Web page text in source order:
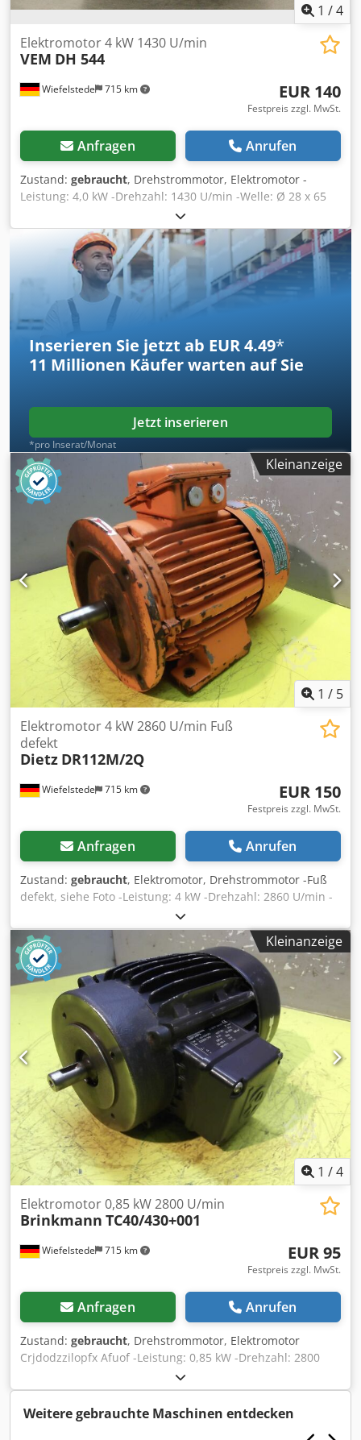
1 /4
Wiefelstede 715 km
Elektromotor 4 kW 1430 U/min
VEM DH 544
EUR 140
Festpreis zzgl. MwSt.
Anfragen Anrufen
Zustand: gebraucht, Drehstrommotor, Elektromotor -
Leistung: 4,0 kW -Drehzahl: 1430 U/min -Welle: Ø 28 x 65
mm -Bauform B3 -Abmessungen: 430/300/H265 mm
Crsdpfxof D Tmro Afusf -Gewicht: 67 kg
Inserieren Sie jetzt ab EUR 4.49*
11 Millionen Käufer warten auf Sie
Jetzt inserieren
*pro Inserat/Monat
Kleinanzeige
1 / 5
Wiefelstede 715 km
Elektromotor 4 kW 2860 U/min Fuß
defekt
Dietz DR112M/2Q
EUR 150
Festpreis zzgl. MwSt.
Anfragen Anrufen
Zustand: gebraucht, Elektromotor, Drehstrommotor -Fuß
defekt, siehe Foto -Leistung: 4 kW -Drehzahl: 2860 U/min -
Welle: Ø 28 x 60 mm -Bauform: B35 -Schutzart: IP 54 -
Abmessungen: 380/250/H270 mm -Gewicht: 30 kg
Cedpfodzzhgsx Afuerf
Kleinanzeige
1 /4
Wiefelstede 715 km
Elektromotor 0,85 kW 2800 U/min
Brinkmann TC40/430+001
EUR 95
Festpreis zzgl. MwSt.
Anfragen Anrufen
Zustand: gebraucht, Drehstrommotor, Elektromotor
Crjdodzzilopfx Afuof -Leistung: 0,85 kW -Drehzahl: 2800
U/min -Welle: Ø 14 x 27 mm -Bauform: B14 -Abmessungen:
245/175/H140 mm -Gewicht: 5,8 kg
Weitere gebrauchte Maschinen entdecken